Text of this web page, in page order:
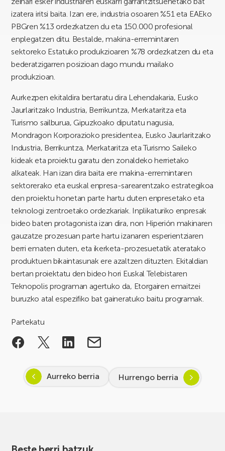
izatera iritsi baita. Izan ere, industria osoaren %51 eta EAEko
PBGren %13 ordezkatzen du eta 150.000 profesional
enplegatzen ditu. Bestalde, makina-erremintaren
sektoreko Estatuko produkzioaren %78 ordezkatzen du eta
bederatzigarren posizioan dago mundu mailako
produkzioan.
Aurkezpen ekitaldira bertaratu dira Lehendakaria, Eusko
Jaurlaritzako Industria, Berrikuntza, Merkataritza eta
Turismo sailburua, Gipuzkoako diputatu nagusia,
Mondragon Korporazioko presidentea, Eusko Jaurlaritzako
Industria, Berrikuntza, Merkataritza eta Turismo Saileko
kideak eta proiektu garatu den zonaldeko herrietako
alkateak. Han izan dira baita ere makina-erremintaren
sektorerako eta euskal enpresa-sarearentzako estrategikoa
den proiektu honetan parte hartu duten enpresetako eta
teknologi zentroetako ordezkariak. Inplikaturiko enpresak
bideo baten protagonista izan dira, non Hiperión makinaren
gauzatze prozesuan parte hartu izanaren esperientziaren
berri ematen duten, eta ikerketa-prozesuetatik ateratako
produktuen bikaintasunak ere azaltzen dituzten. Ekitaldian
bertan proiektatu den bideo hori Euskal Telebistaren
Teknopolis programan agertuko da, Etorgairen emaitzei
buruzko atal espezifiko bat gaineratuko baitu programak.
Partekatu
Aurreko berria Hurrengo berria